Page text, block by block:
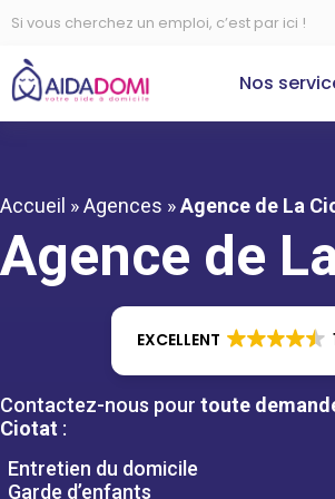
Si vous cherchez un emploi, c’est par ici !
Nos
Accueil »Agences »Agence de La
Agence de
EXCELLENT
Contactez-nous pour toute
Ciotat :
Entretien du domicile
Garde d’enfants